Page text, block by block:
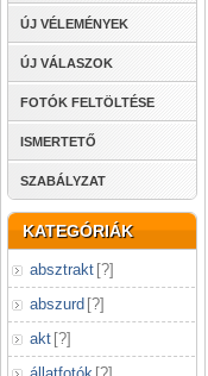
ÚJ VÉLEMÉNYEK
ÚJ VÁLASZOK
FOTÓK FELTÖLTÉSE
ISMERTETŐ
SZABÁLYZAT
KATEGÓRIÁK
absztrakt [?]
abszurd [?]
akt [?]